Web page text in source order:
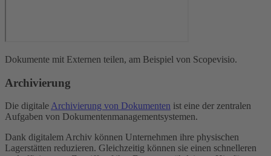
Dokumente mit Externen teilen, am Beispiel von Scopevisio.
Archivierung
Die digitale Archivierung von Dokumenten ist eine der zentralen
Aufgaben von Dokumentenmanagementsystemen.
Dank digitalem Archiv können Unternehmen ihre physischen
Lagerstätten reduzieren. Gleichzeitig können sie einen schnelleren